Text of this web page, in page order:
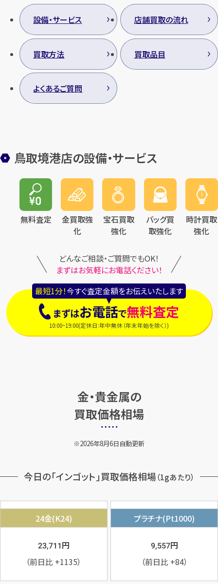
設備・サービス 店舗買取の流れ
買取方法 買取品目
よくあるご質問
鳥取境港店の設備・サービス
無料査定
金買取強
化
宝石買取
強化
バッグ買
取強化
時計買取
強化
どんなご相談・ご質問でもOK！
まずはお気軽にお電話ください！
最短1分！今すぐ査定金額をお伝えいたします
まずはお電話で無料査定
10:00~19:00(定休日:年中無休（年末年始を除く）)
金・貴金属の
買取価格相場
2026年8月6日自動更新
今日の「インゴット」買取価格相場（1gあたり）
24金(K24)
23,711円
（前日比 +1135）
プラチナ(Pt1000)
9,557円
（前日比 +84）